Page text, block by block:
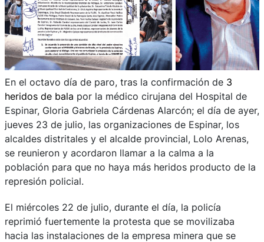
En el octavo día de paro, tras la confirmación de 3
heridos de bala por la médico cirujana del Hospital de
Espinar, Gloria Gabriela Cárdenas Alarcón; el día de ayer,
jueves 23 de julio, las organizaciones de Espinar, los
alcaldes distritales y el alcalde provincial, Lolo Arenas,
se reunieron y acordaron llamar a la calma a la
población para que no haya más heridos producto de la
represión policial.
El miércoles 22 de julio, durante el día, la policía
reprimió fuertemente la protesta que se movilizaba
hacia las instalaciones de la empresa minera que se